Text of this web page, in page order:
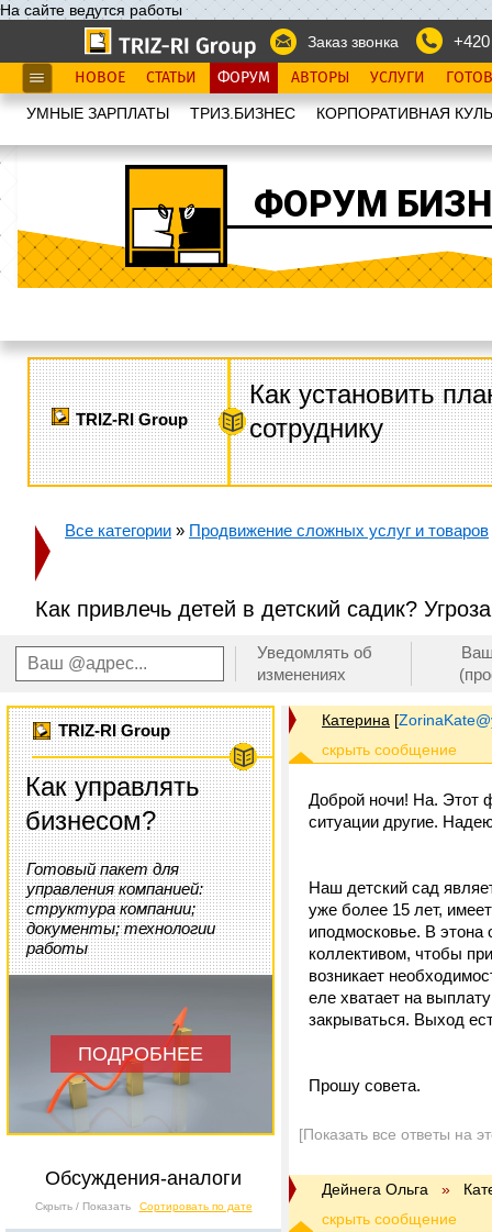
На сайте ведутся работы
Заказ звонка
НОВОЕ СТАТЬИ ФОРУМ АВТОРЫ УСЛУГИ
УМНЫЕ ЗАРПЛАТЫ ТРИЗ.БИЗНЕС КОРПОРАТИВНАЯ
ФОРУМ
TRIZ-RI Group
Как установить
сотруднику
Все категории » Продвижение сложных услуг и товаров
Как привлечь детей в детский садик?
Уведомлять об
изменениях
TRIZ-RI Group
Как управлять
бизнесом?
Готовый пакет для
управления компанией:
структура компании;
документы; технологии
работы
ПОДРОБНЕЕ
Обсуждения-аналоги
Скрыть / Показать Сортировать по дате
Катерина [
Доброй ночи! На. Этот
ситуации другие.
Наш детский сад
уже более 15 лет,
иподмосковье. В
коллективом, чтобы
возникает
еле хватает на
закрываться. Выход
Прошу совета.
[Показать все ответы на
Дейнега Ольга »